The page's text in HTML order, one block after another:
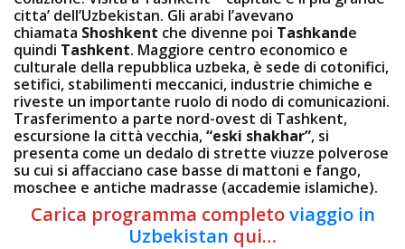
citta’ dell’Uzbekistan. Gli arabi l’avevano
chiamata Shoshkent che divenne poi Tashkande
quindi Tashkent. Maggiore centro economico e
culturale della repubblica uzbeka, è sede di cotonifici,
setifici, stabilimenti meccanici, industrie chimiche e
riveste un importante ruolo di nodo di comunicazioni.
Trasferimento a parte nord-ovest di Tashkent,
escursione la città vecchia,“eski shakhar”, si
presenta come un dedalo di strette viuzze polverose
su cui si affacciano case basse di mattoni e fango,
moschee e antiche madrasse (accademie islamiche).
Carica programma completoviaggio in
Uzbekistan qui…